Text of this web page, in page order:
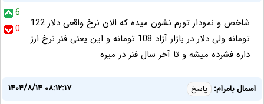
6
0
شاخص و نمودار تورم نشون میده که الان نرخ واقعی دلار 122
تومانه ولی دلار در بازار آزاد 108 تومانه و این یعنی فنر نرخ ارز
داره فشرده میشه و تا آخر سال فنر در میره
اسمال بامرام: پاسخ
۱۴۰۴/۸/۱۴ ۰۸:۱۲:۱۷